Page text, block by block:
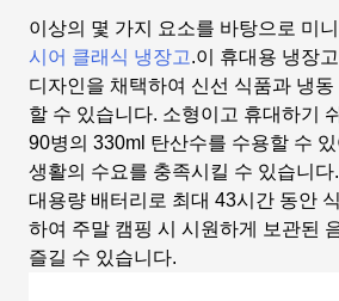
이상의 몇 가지 요소를 바탕으로 미
시어 클래식 냉장고.이 휴대용 냉장
디자인을 채택하여 신선 식품과 냉
할 수 있습니다. 소형이고 휴대하기
90병의 330ml 탄산수를 수용할 수
생활의 수요를 충족시킬 수 있습니다
대용량 배터리로 최대 43시간 동안
하여 주말 캠핑 시 시원하게 보관된
즐길 수 있습니다.